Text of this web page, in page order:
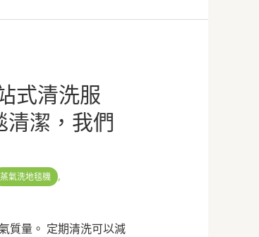
式清洗服
清潔，我們
蒸氣洗地毯機 ,
質量。 定期清洗可以減